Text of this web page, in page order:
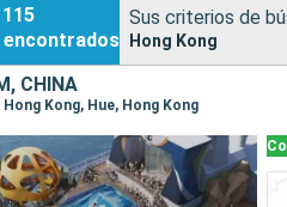
115
encontrados
Sus criterios de
Hong Kong
CHINA
Hong Kong, Hue, Hong Kong